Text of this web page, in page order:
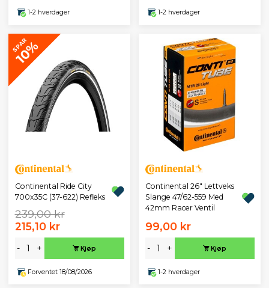
1-2 hverdager 1-2 hverdager
SPAR
10%
Continental Ride City
700x35C (37-622) Refleks
239,00 kr
215,10 kr
- + Kjøp
Forventet 18/08/2026
Continental 26" Lettveks
Slange 47/62-559 Med
42mm Racer Ventil
99,00 kr
- + Kjøp
1-2 hverdager